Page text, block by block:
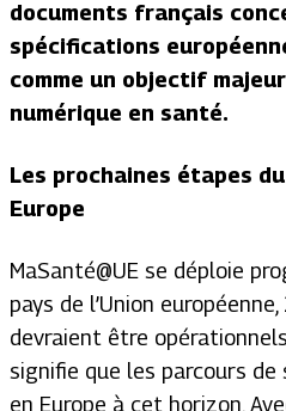
documents français
spécifications
comme un objectif
numérique en santé.
Les prochaines étapes
Europe
MaSanté@UE se déploie
pays de l’Union
devraient être
signifie que les parcours de
en Europe à cet horizon.